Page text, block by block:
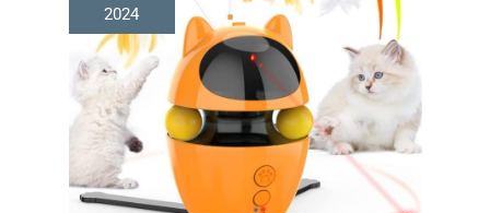
2024